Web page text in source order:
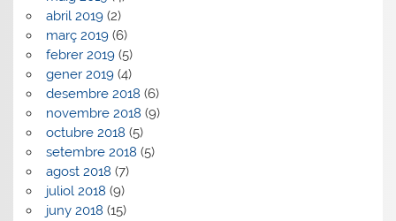
abril 2019(2)
març 2019(6)
febrer 2019(5)
gener 2019(4)
desembre 2018 (6)
novembre 2018 (9)
octubre 2018 (5)
setembre 2018 (5)
agost 2018 (7)
juliol 2018 (9)
juny 2018 (15)